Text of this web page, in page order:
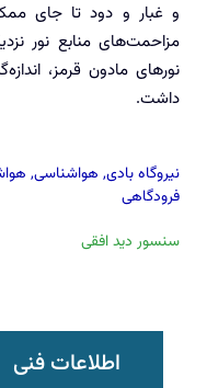
و غبار و دود تا جای
مزاحمت‌های منابع نور
نورهای مادون قرمز،
داشت.
نیروگاه بادی, هواشناسی,
فرودگاهی
سنسور دید افقی
اطلاعات فنی